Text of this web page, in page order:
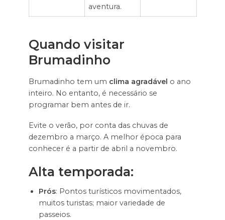
aventura.
Quando visitar
Brumadinho
Brumadinho tem um clima agradável o ano
inteiro. No entanto, é necessário se
programar bem antes de ir.
Evite o verão, por conta das chuvas de
dezembro a março. A melhor época para
conhecer é a partir de abril a novembro.
Alta temporada:
Prós: Pontos turísticos movimentados,
muitos turistas; maior variedade de
passeios.